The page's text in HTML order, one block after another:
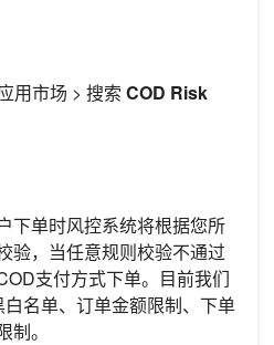
用市场 > 搜索 COD Risk
下单时风控系统将根据您所
验，当任意规则校验不通过
支付方式下单。目前我们
名单、订单金额限制、下单
。